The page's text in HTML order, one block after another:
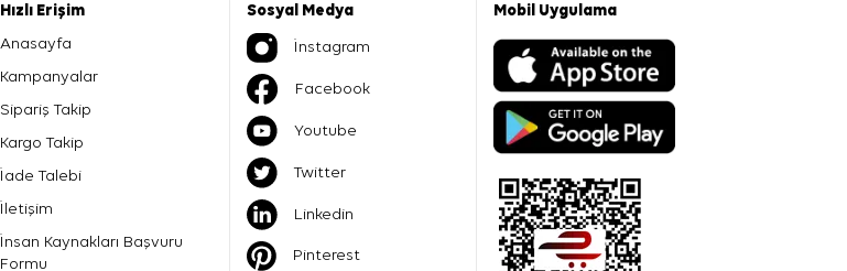
Hızlı Erişim
Anasayfa
Kampanyalar
Sipariş Takip
Kargo Takip
İade Talebi
İletişim
İnsan Kaynakları Başvuru
Formu
Sosyal Medya
İnstagram
Facebook
Youtube
Twitter
Linkedin
Pinterest
Mobil Uygulama